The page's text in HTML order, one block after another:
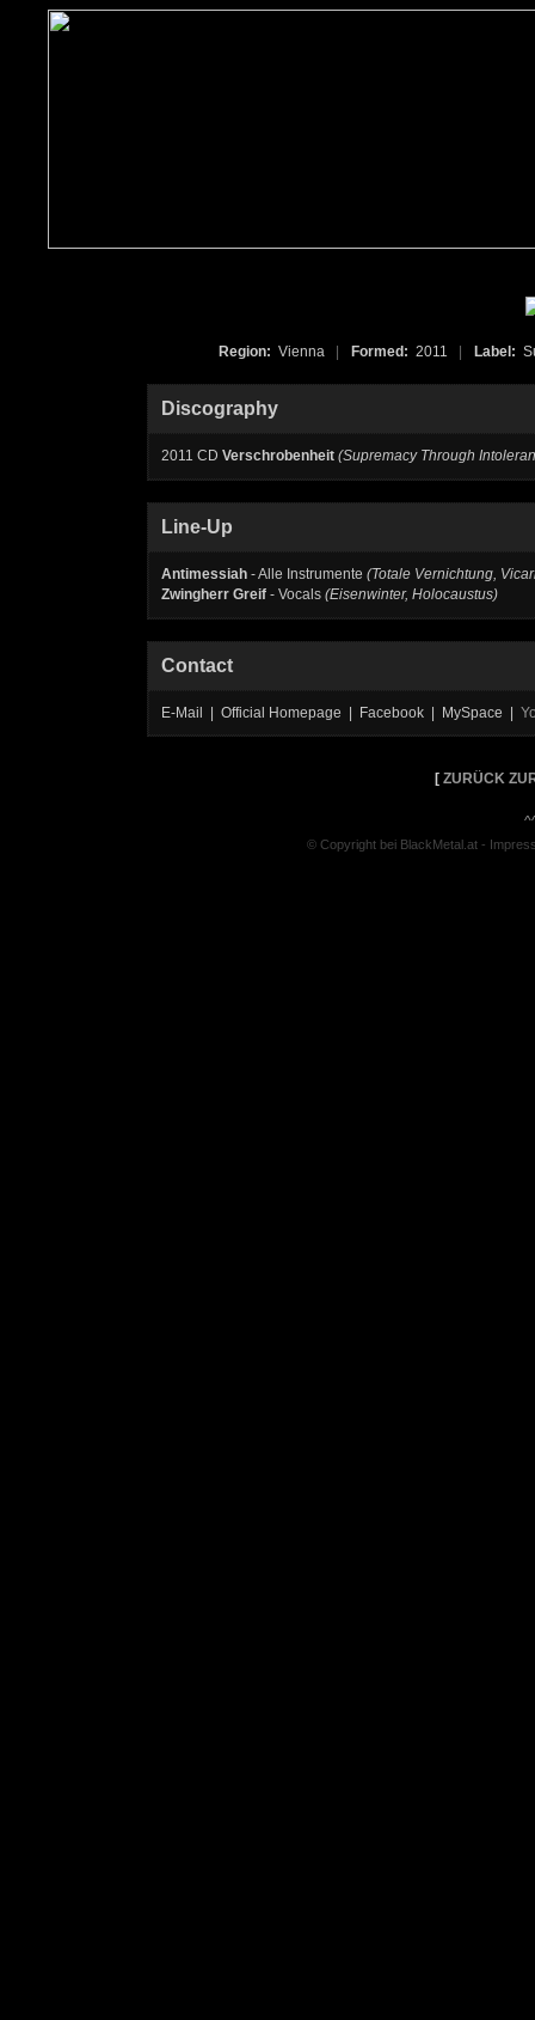
Region: Vienna Formed: 2011 Label:
Discography
2011 CD Verschrobenheit (Supremacy Through
Line-Up
Antimessiah - Alle Instrumente (Totale Vernichtung,
Zwingherr Greif - Vocals (Eisenwinter, Holocaustus)
Contact
E-Mail | Official Homepage | Facebook | MySpace |
[ ZURÜCK
© Copyright bei BlackMetal.at -